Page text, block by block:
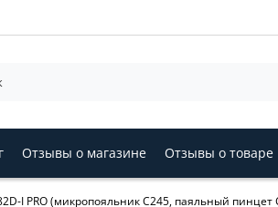
Отзывы о магазине Отзывы о товаре
I PRO (микропояльник C245, паяльный пинцет